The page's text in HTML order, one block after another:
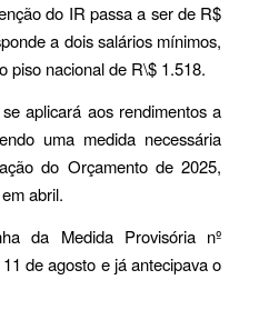
do IR passa a ser de R$
a dois salários mínimos,
piso nacional de R\$ 1.518.
aplicará aos rendimentos a
uma medida necessária
do Orçamento de 2025,
abril.
da Medida Provisória nº
de agosto e já antecipava o